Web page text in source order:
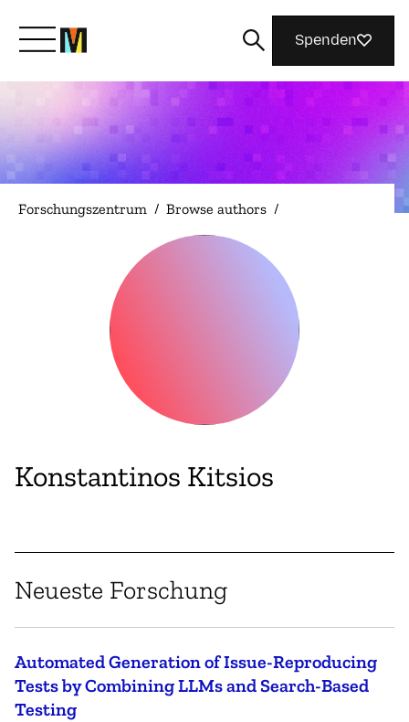
Lernen Sie Mozilla kennen
Was wir tun
Machen Sie mit
Magazin
Spenden
Forschungszentrum / Browse authors /
Konstantinos Kitsios
Neueste Forschung
Automated Generation of Issue-Reproducing
Tests by Combining LLMs and Search-Based
Testing